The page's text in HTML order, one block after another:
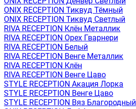
ONIX RECEPTION Тиквуд Тёмный
ONIX RECEPTION Тиквуд Светлый
RIVA RECEPTION Клён Металлик
RIVA RECEPTION Орех Гварнери
RIVA RECEPTION Белый
RIVA RECEPTION Венге Металлик
RIVA RECEPTION Клён
RIVA RECEPTION Венге Цаво
STYLE RECEPTION Акация Лорка
STYLE RECEPTION Венге Цаво
STYLE RECEPTION Вяз Благородный